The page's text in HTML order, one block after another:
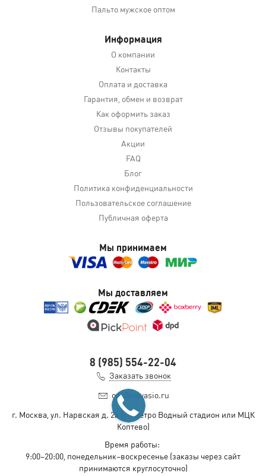
Пальто мужское оптом
Информация
О компании
Контакты
Оплата и доставка
Гарантия, обмен и возврат
Как оформить заказ
Отзывы покупателей
Акции
FAQ
Блог
Политика конфиденциальности
Пользовательское соглашение
Публичная оферта
Мы принимаем
Мы доставляем
8 (985) 554-22-04
Заказать звонок
opt@slavasio.ru
г. Москва, ул. Нарвская д. 2а
(ст. метро Водный стадион или МЦК
Коптево)
Время работы:
9:00–20:00, понедельник–воскресенье (заказы через сайт
принимаются круглосуточно)